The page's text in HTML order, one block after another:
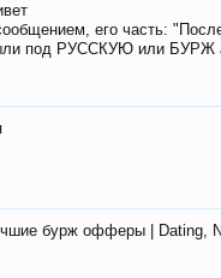
его часть:
под РУССКУЮ или БУРЖ
бурж офферы | Dating,